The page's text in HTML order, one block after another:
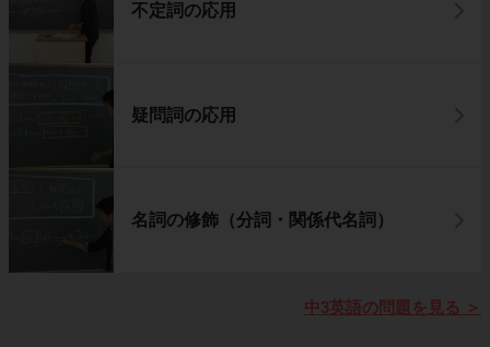
不定詞の応用
疑問詞の応用
名詞の修飾（分詞・関係代名詞）
中3英語の問題を見る ＞